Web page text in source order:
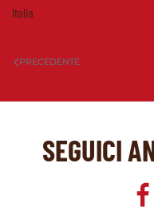
Italia
PRECEDENTE
SEGUICI